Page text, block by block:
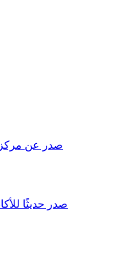
صدر عن مركز الخليج للأبحاث الملف
صدر حديثًا